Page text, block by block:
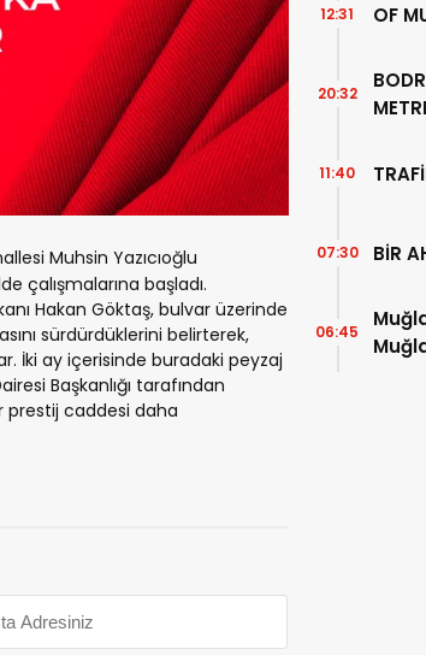
Muhsin Yazıcıoğlu
çalışmalarına başladı.
Hakan Göktaş, bulvar üzerinde
sürdürdüklerini belirterek,
İki ay içerisinde buradaki peyzaj
Başkanlığı tarafından
prestij caddesi daha
OF
12:31
20:32
11:40
BİR
07:30
06:45